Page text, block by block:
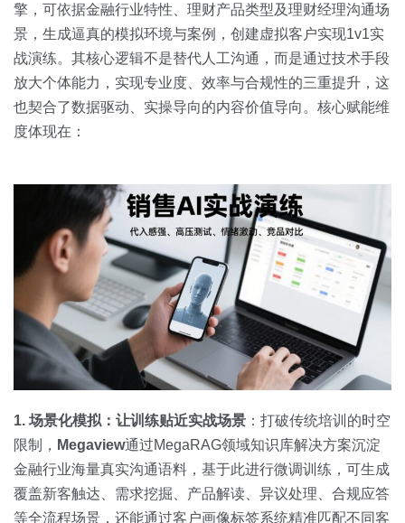
擎，可依据金融行业特性、理财产品类型及理财经理沟通场
景，生成逼真的模拟环境与案例，创建虚拟客户实现1v1实
战演练。其核心逻辑不是替代人工沟通，而是通过技术手段
放大个体能力，实现专业度、效率与合规性的三重提升，这
也契合了数据驱动、实操导向的内容价值导向。核心赋能维
度体现在：
1. 场景化模拟：让训练贴近实战场景 ：打破传统培训的时空
限制， Megaview通过MegaRAG领域知识库解决方案沉淀
金融行业海量真实沟通语料，基于此进行微调训练，可生成
覆盖新客触达、需求挖掘、产品解读、异议处理、合规应答
等全流程场景，还能通过客户画像标签系统精准匹配不同客